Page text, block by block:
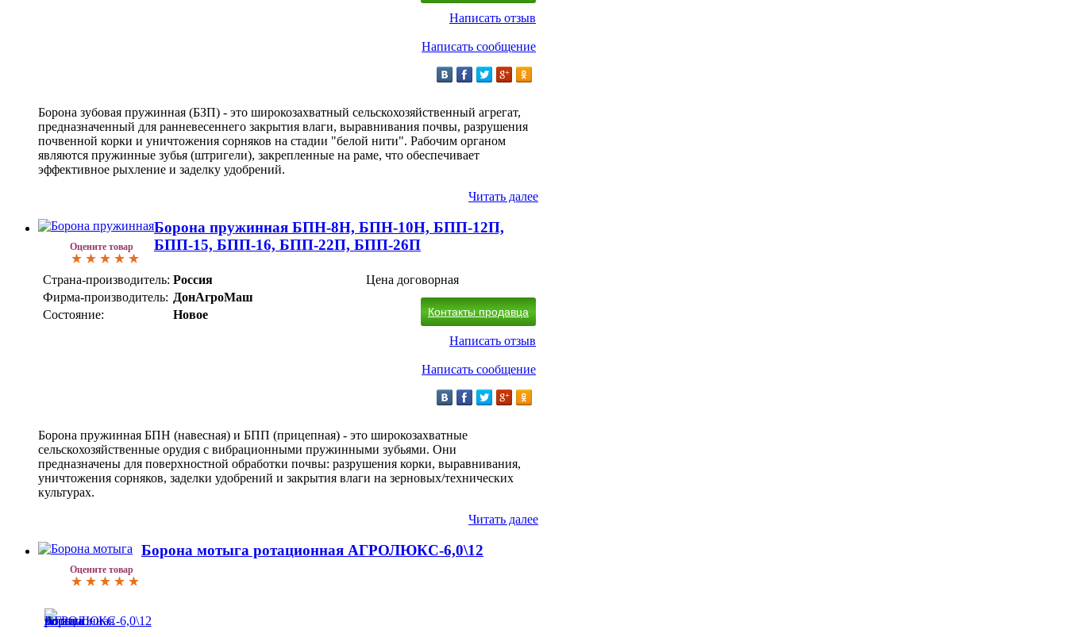
Написать отзыв
Написать сообщение
Борона зубовая пружинная (БЗП) - это широкозахватный сельскохозяйственный агрегат,
предназначенный для ранневесеннего закрытия влаги, выравнивания почвы, разрушения
почвенной корки и уничтожения сорняков на стадии "белой нити". Рабочим органом
являются пружинные зубья (штригели), закрепленные на раме, что обеспечивает
эффективное рыхление и заделку удобрений.
Читать далее
Оцените товар
Борона пружинная БПН-8Н, БПН-10Н, БПП-12П,
БПП-15, БПП-16, БПП-22П, БПП-26П
Страна-производитель: Россия
Фирма-производитель: ДонАгроМаш
Состояние:
Новое
Цена договорная
Контакты продавца
Написать отзыв
Написать сообщение
Борона пружинная БПН (навесная) и БПП (прицепная) - это широкозахватные
сельскохозяйственные орудия с вибрационными пружинными зубьями. Они
предназначены для поверхностной обработки почвы: разрушения корки, выравнивания,
уничтожения сорняков, заделки удобрений и закрытия влаги на зерновых/технических
культурах.
Читать далее
Оцените товар
Борона мотыга ротационная АГРОЛЮКС-6,0\12